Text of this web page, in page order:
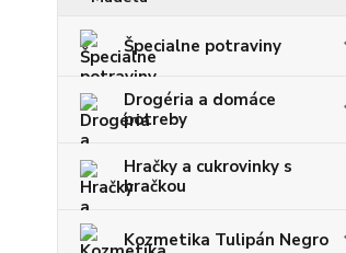
Špecialne potraviny
Drogéria a domáce
potreby
Hračky a cukrovinky s
hračkou
Kozmetika Tulipán Negro